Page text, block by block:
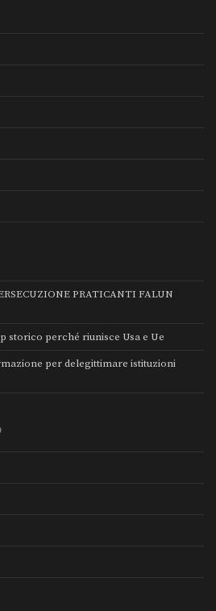
PRATICANTI FALUN
storico perché riunisce Usa e Ue
per delegittimare istituzioni